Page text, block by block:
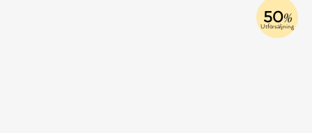
50%
Utförsäljning